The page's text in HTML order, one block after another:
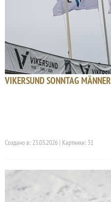
VIKERSUND SONNTAG MÄNNER
Создано в: 23.03.2026 | Картинки: 31